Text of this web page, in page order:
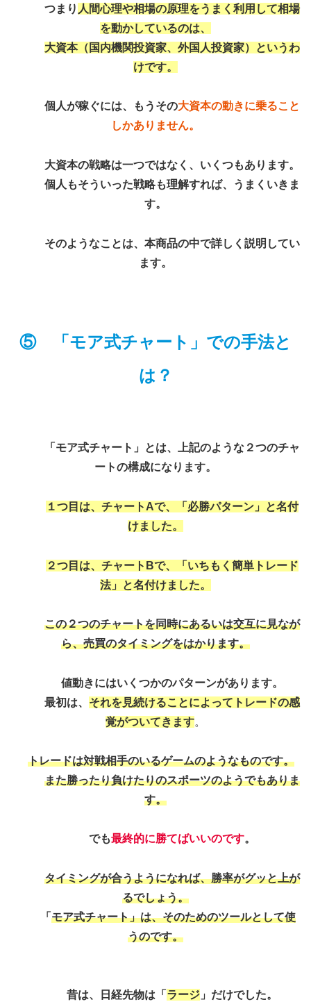
つまり 人間心理や相場の原理をうまく利用して相場
を動かしているのは、
大資本（国内機関投資家、外国人投資家）というわ
けです。
個人が稼ぐには、もうその大資本の動きに乗ること
しかありません。
大資本の戦略は一つではなく、いくつもあります。
個人もそういった戦略も理解すれば、うまくいきま
す。
そのようなことは、本商品の中で詳しく説明してい
ます。
⑤ 「モア式チャート」での手法と
は？
「モア式チャート」とは、上記のような２つのチャ
ートの構成になります。
１つ目は、チャートAで、「必勝パターン」と名付
けました。
２つ目は、チャートBで、「いちもく簡単トレード
法」と名付けました。
この２つのチャートを同時にあるいは交互に見なが
ら、売買のタイミングをはかります。
値動きにはいくつかのパターンがあります。
最初は、 それを見続けることによってトレードの感
覚がついてきます。
トレードは対戦相手のいるゲームのようなものです。
また勝ったり負けたりのスポーツのようでもありま
す。
でも最終的に勝てばいいのです。
タイミングが合うようになれば、勝率がグッと上が
るでしょう。
「 モア式チャート」は、そのためのツールとして使
うのです。
昔は、日経先物は「 ラージ 」だけでした。